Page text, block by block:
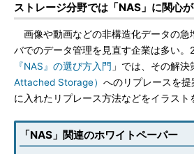
ストレージ分野では「NAS」に関心が
画像や動画などの非構造化データの急
バでのデータ管理を見直す企業は多い。
『NAS』の選び方入門 」では、その解決
Attached Storage） へのリプレースを
に入れたリプレース方法などをイラスト
「NAS」関連のホワイトペーパー